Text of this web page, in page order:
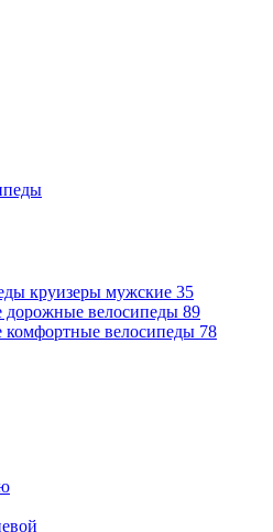
круизеры мужские 35
велосипеды 89
велосипеды 78